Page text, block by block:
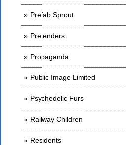
Prefab Sprout
Pretenders
Propaganda
Public Image Limited
Psychedelic Furs
Railway Children
Residents